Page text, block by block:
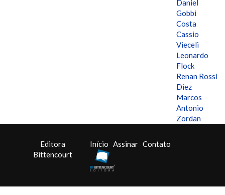
Daniel
Gobbi
Costa
Cassio
Vieceli
Leonardo
Flock
Renan Rossi
Diez
Marcos
Antonio
Zordan
Editora
Bittencourt
Início Assinar Contato